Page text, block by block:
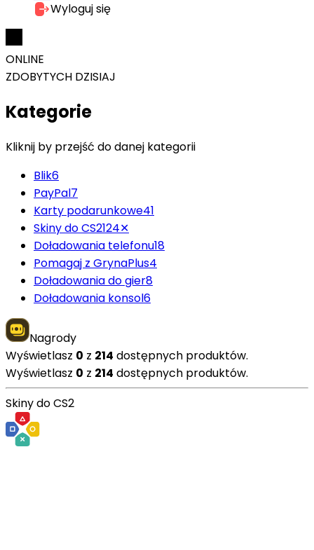
Wyloguj się
ONLINE
ZDOBYTYCH DZISIAJ
Kategorie
Kliknij by przejść do danej kategorii
Blik6
PayPal7
Karty podarunkowe41
Skiny do CS2124✕
Doładowania telefonu18
Pomagaj z GrynaPlus4
Doładowania do gier8
Doładowania konsol6
Nagrody
Wyświetlasz 0 z 214 dostępnych produktów.
Wyświetlasz 0 z 214 dostępnych produktów.
Skiny do CS2